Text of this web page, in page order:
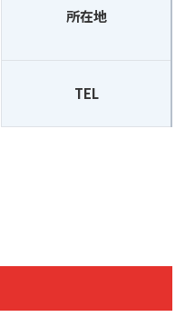
松本市出川3丁目10-19
0263-29-5901
所在地
TEL